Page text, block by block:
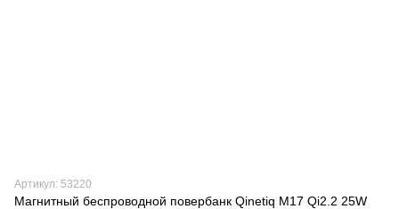
Артикул: 53220
Магнитный беспроводной повербанк Qinetiq M17 Qi2.2 25W